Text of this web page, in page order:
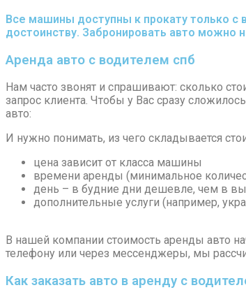
Все машины доступны к прокату только с
достоинству. Забронировать авто можно
Аренда авто с водителем спб
Нам часто звонят и спрашивают: сколько
запрос клиента. Чтобы у Вас сразу
авто:
И нужно понимать, из чего складывается
цена зависит от класса машины
времени аренды (минимальное
день – в будние дни дешевле, чем в
дополнительные услуги (например,
В нашей компании стоимость аренды авто
телефону или через мессенджеры, мы
Как заказать авто в аренду с